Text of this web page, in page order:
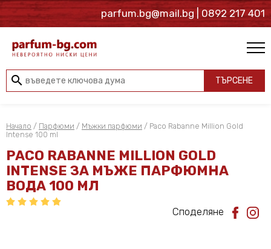
parfum.bg@mail.bg | 0892 217 401
search ТЪРСЕНЕ
Начало / Парфюми / Мъжки парфюми / Paco Rabanne Million Gold
Intense 100 ml
PACO RABANNE MILLION GOLD
INTENSE ЗА МЪЖЕ ПАРФЮМНА
ВОДА 100 МЛ
Споделяне